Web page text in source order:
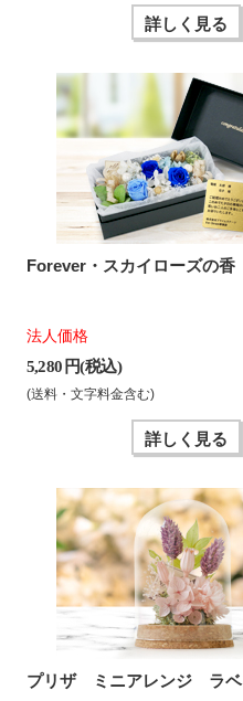
詳しく見る
Forever・スカイローズの香
法人価格
5,280 円(税込)
(送料・文字料金含む)
詳しく見る
プリザ ミニアレンジ ラベ